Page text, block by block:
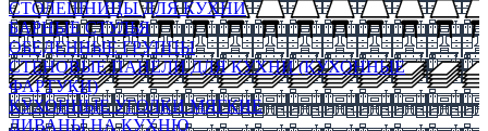
СТОЛЕШНИЦЫ ДЛЯ КУХНИ
БАРНЫЕ СТУЛЬЯ
ОБЕДЕННЫЕ ГРУППЫ
СТЕНОВЫЕ ПАНЕЛИ ДЛЯ КУХНИ (КУХОННЫЕ
ФАРТУКИ)
КУХОННЫЕ УГОЛКИ МЯГКИЕ
ДИВАНЫ НА КУХНЮ